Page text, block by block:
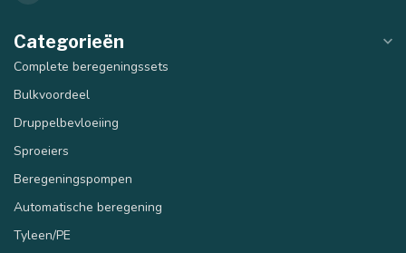
Categorieën
Complete beregeningssets
Bulkvoordeel
Druppelbevloeiing
Sproeiers
Beregeningspompen
Automatische beregening
Tyleen/PE